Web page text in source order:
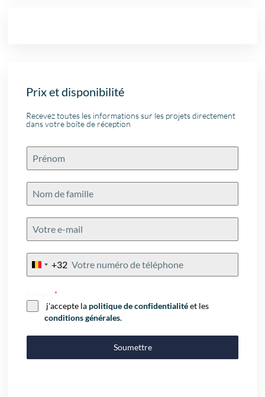
Prix et disponibilité
Recevez toutes les informations sur les projets directement
dans votre boîte de réception
Belgium
+32
Consent*
j'accepte la politique de confidentialitéet les
conditions générales.
Soumettre